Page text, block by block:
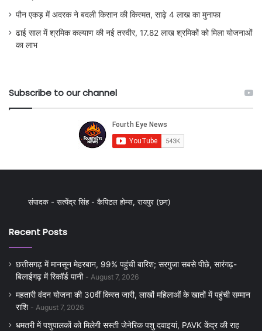
पौन एकड़ में अदरक ने बदली किसान की किस्मत, साढ़े 4 लाख का मुनाफा
ढाई साल में श्रमिक कल्याण की नई तस्वीर, 17.82 लाख श्रमिकों को मिला योजनाओं
का लाभ
Subscribe to our channel
संपादक - सत्येंद्र सिंह - कैपिटल होम्स, रायपुर (छग)
Recent Posts
छत्तीसगढ़ में मानसून मेहरबान, 99% पहुंची बारिश; सरगुजा सबसे पीछे, सारंगढ़-
बिलाईगढ़ में रिकॉर्ड पानी
August 7, 2026
महतारी वंदन योजना की 30वीं किस्त जारी, लाखों महिलाओं के खातों में पहुंची सम्मान
राशि
August 7, 2026
धमतरी में पशुपालकों को मिलेगी सस्ती जेनेरिक पशु दवाइयां, PAVK केंद्र की राह